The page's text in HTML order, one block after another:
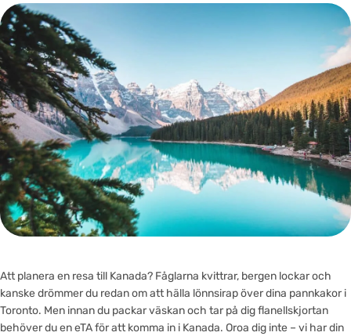
Att planera en resa till Kanada? Fåglarna kvittrar, bergen lockar och
kanske drömmer du redan om att hälla lönnsirap över dina pannkakor i
Toronto. Men innan du packar väskan och tar på dig flanellskjortan
behöver du en eTA för att komma in i Kanada. Oroa dig inte – vi har din